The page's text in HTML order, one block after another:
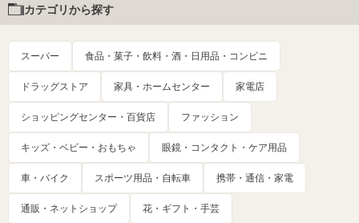
カテゴリから探す
スーパー 食品・菓子・飲料・酒・日用品・コンビニ
ドラッグストア 家具・ホームセンター 家電店
ショッピングセンター・百貨店 ファッション
キッズ・ベビー・おもちゃ 眼鏡・コンタクト・ケア用品
車・バイク スポーツ用品・自転車 携帯・通信・家電
通販・ネットショップ 花・ギフト・手芸